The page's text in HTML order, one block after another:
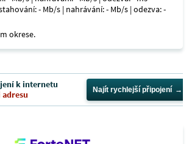
- Mb/s | nahrávání: - Mb/s | odezva: -
okrese.
k internetu
adresu Najít rychlejší připojení